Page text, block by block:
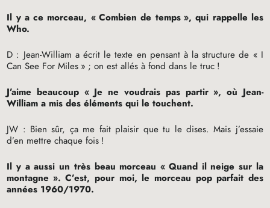
Il y a ce morceau, « Combien de temps », qui rappelle les
Who.
D : Jean-William a écrit le texte en pensant à la structure de « I
Can See For Miles » ; on est allés à fond dans le truc !
J’aime beaucoup « Je ne voudrais pas partir », où Jean-
William a mis des éléments qui le touchent.
JW : Bien sûr, ça me fait plaisir que tu le dises. Mais j’essaie
d’en mettre chaque fois !
Il y a aussi un très beau morceau « Quand il neige sur la
montagne ». C’est, pour moi, le morceau pop parfait des
années 1960/1970.